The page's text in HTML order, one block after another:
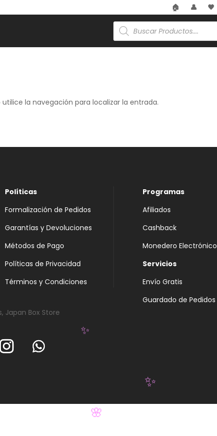
🏠 👤 🖤
Búsqueda
de
productos
la navegación para localizar la entrada.
Políticas
Formalización de Pedidos
Garantías y Devoluciones
Métodos de Pago
Políticas de Privacidad
Términos y Condiciones
Programas
Afiliados
Cashback
Monedero Electrónico
Servicios
Envío Gratis
Guardado de Pedidos
Japan Box Store
✨